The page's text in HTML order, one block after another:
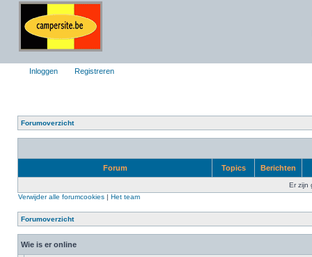
Inloggen Registreren
Forumoverzicht
Forum Topics Berichten
Er zijn
Verwijder alle forumcookies | Het team
Forumoverzicht
Wie is er online